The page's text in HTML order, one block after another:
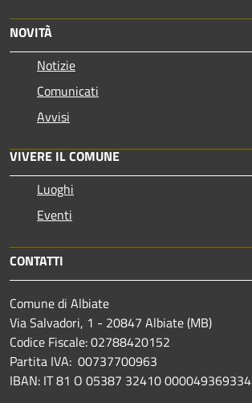
NOVITÀ
Notizie
Comunicati
Avvisi
VIVERE IL COMUNE
Luoghi
Eventi
CONTATTI
Comune di Albiate
Via Salvadori, 1 - 20847 Albiate (MB)
Codice Fiscale: 02788420152
Partita IVA: 00737700963
IBAN: IT 81 O 05387 32410 000049369334